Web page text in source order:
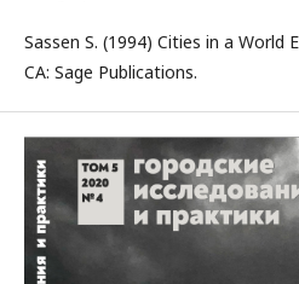
Sassen S. (1994) Cities in a World
CA: Sage Publications.